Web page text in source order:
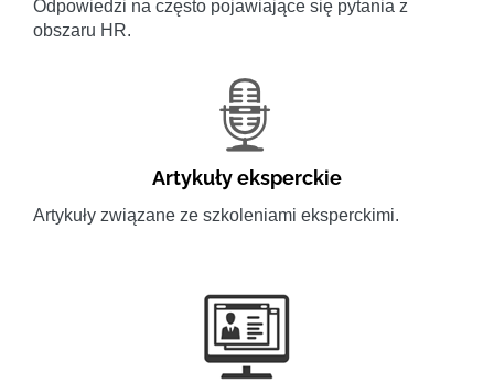
Odpowiedzi na często pojawiające się pytania z
obszaru HR.
Artykuły eksperckie
Artykuły związane ze szkoleniami eksperckimi.